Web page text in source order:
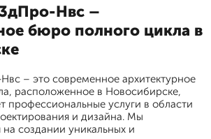
Нвс –
бюро полного цикла в
– это современное архитектурное
расположенное в Новосибирске,
профессиональные услуги в области
и дизайна. Мы
создании уникальных и